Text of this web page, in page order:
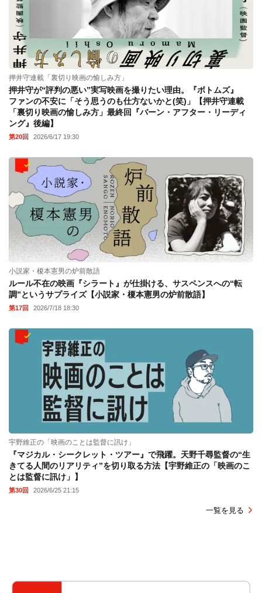
押井守連載「裏切り映画の愉しみ方」
押井守が“評判の悪い”実写映画を撮りたい理由。『ボトムズ』
ファンの不安に「そう思うのも仕方ないかと(笑)」【押井守連載
「裏切り映画の愉しみ方」最終回『バーン・アフター・リーディ
ング』後編】
第20回 2026/6/17 19:30
小説家・榎本憲男の炉前散語
ルール不在の映画『シラート』が仕掛ける、サスペンスへの“転
調”というサプライズ【小説家・榎本憲男の炉前散語】
第17回 2026/7/18 18:30
宇野維正の「映画のことは監督に訊け」
『マジカル・シークレット・ツアー』で飛躍。天野千尋監督の“生
きてる人間のリアリティ”を切り取る方法【宇野維正の「映画のこ
とは監督に訊け」】
第30回 2026/6/25 21:15
一覧を見る